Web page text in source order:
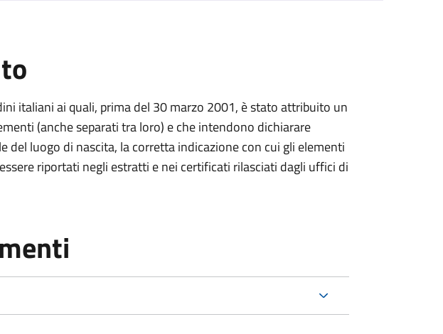
italiani ai quali, prima del 30 marzo 2001, è stato attribuito un
(anche separati tra loro) e che intendono dichiarare
del luogo di nascita, la corretta indicazione con cui gli elementi
riportati negli estratti e nei certificati rilasciati dagli uffici di